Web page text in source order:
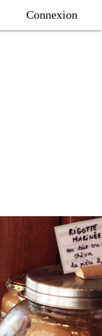
Connexion